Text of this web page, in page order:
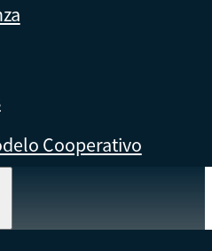
Cooperativo